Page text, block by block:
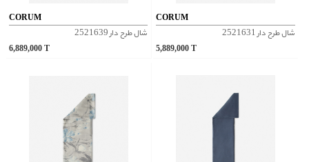
CORUM
شال طرح دار 2521639
6,889,000
CORUM
شال طرح دار 2521631
5,889,000